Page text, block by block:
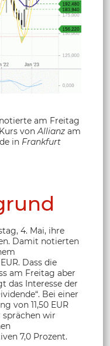
am Freitag
vonAllianz am
in Frankfurt
4. Mai, ihre
Damit notierten
Dass die
am Freitag aber
das Interesse der
Bei einer
von 11,50 EUR
sprächen wir
7,0 Prozent.